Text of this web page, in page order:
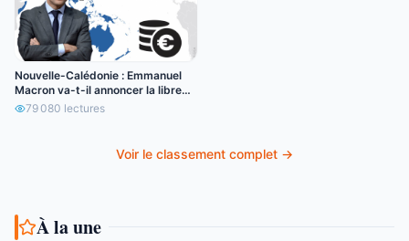
Nouvelle-Calédonie : Emmanuel
Macron va-t-il annoncer la libre
circulation de l’euro ?
79 080 lectures
Voir le classement complet →
À la une